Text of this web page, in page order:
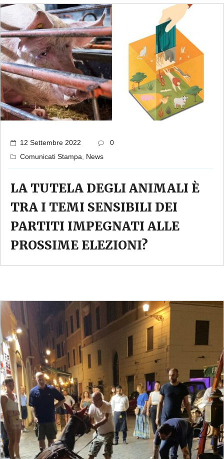
12 Settembre 2022
0
Comunicati Stampa
News
LA TUTELA DEGLI ANIMALI È
TRA I TEMI SENSIBILI DEI
PARTITI IMPEGNATI ALLE
PROSSIME ELEZIONI?